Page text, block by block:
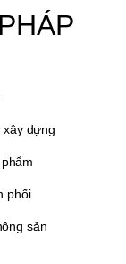
xây dựng
phối
sản